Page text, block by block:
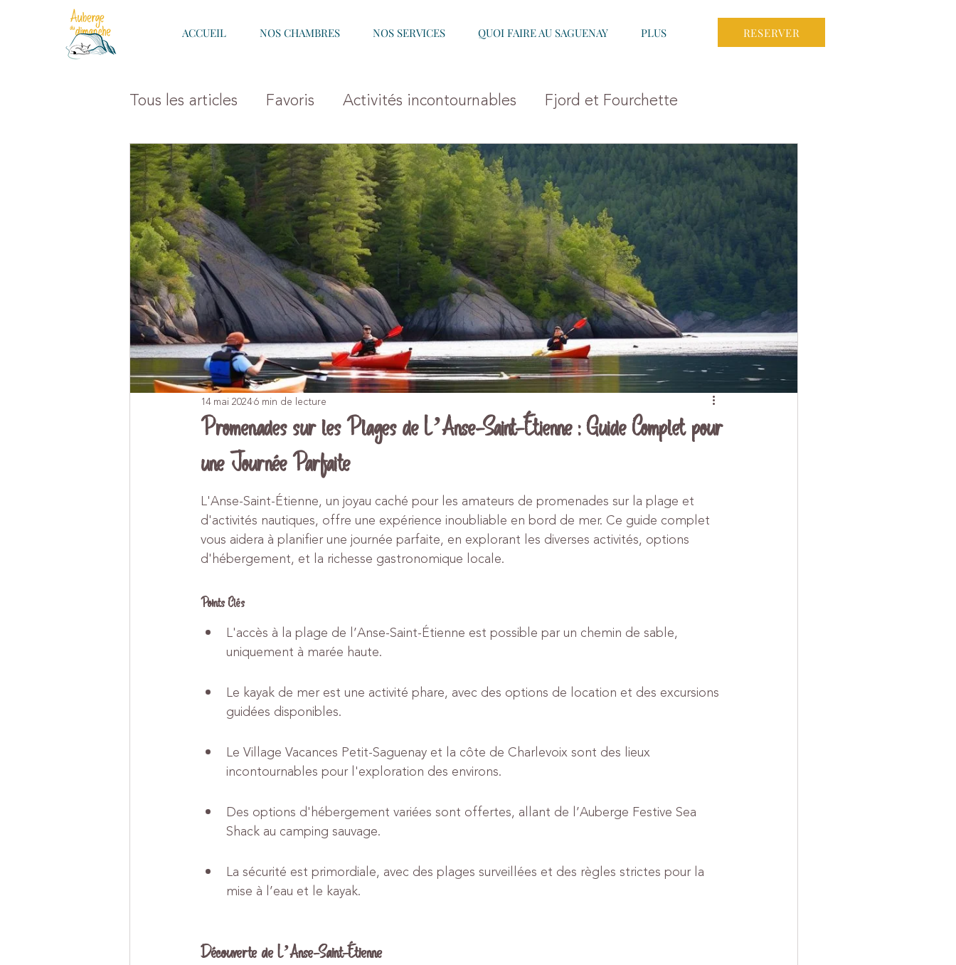
ACCUEIL NOS CHAMBRES NOS SERVICES QUOI FAIRE AU SAGUENAY PLUS RESERVER
Tous les articles Favoris Activités incontournables Fjord et Fourchette
Hôtels Fjord-du-Saguenay Microbrasserie Hôtels Anse-Saint-Jean Hôtels La Baie
Hôtel à Chicoutimi, Saguenay Activités Automne Fjord-du-Saguenay
Festivals et Activités Hivernales
Promenades sur les Plages de L’Anse-Saint-Étienne : Guide Complet pour
une Journée Parfaite
14 mai 20246 min de lecture
L'Anse-Saint-Étienne, un joyau caché pour les amateurs de promenades sur la plage et
d'activités nautiques, offre une expérience inoubliable en bord de mer. Ce guide complet
vous aidera à planifier une journée parfaite, en explorant les diverses activités, options
d'hébergement, et la richesse gastronomique locale.
Points Clés
L'accès à la plage de l’Anse-Saint-Étienne est possible par un chemin de sable,
uniquement à marée haute.
Le kayak de mer est une activité phare, avec des options de location et des excursions
guidées disponibles.
Le Village Vacances Petit-Saguenay et la côte de Charlevoix sont des lieux
incontournables pour l'exploration des environs.
Des options d'hébergement variées sont offertes, allant de l’Auberge Festive Sea
Shack au camping sauvage.
La sécurité est primordiale, avec des plages surveillées et des règles strictes pour la
mise à l’eau et le kayak.
Découverte de L’Anse-Saint-Étienne